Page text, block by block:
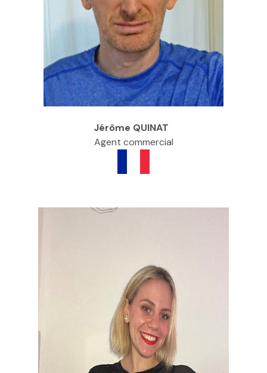
Jérôme QUINAT
Agent commercial